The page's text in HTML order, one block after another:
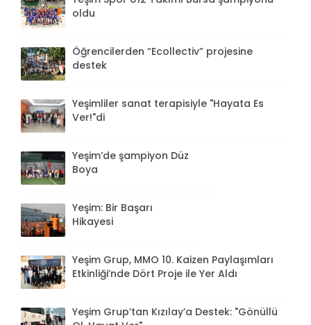
oldu
Öğrencilerden “Ecollectiv” projesine
destek
Yeşimliler sanat terapisiyle "Hayata Es
Ver!"di
Yeşim’de şampiyon Düz
Boya
Yeşim: Bir Başarı
Hikayesi
Yeşim Grup, MMO 10. Kaizen Paylaşımları
Etkinliği’nde Dört Proje ile Yer Aldı
Yeşim Grup’tan Kızılay’a Destek: "Gönüllü